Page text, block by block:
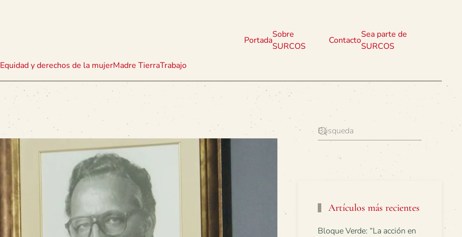
Equidad y derechos de la mujerMadre TierraTrabajo
Portada
Sobre
SURCOS
Contacto
Sea parte de
SURCOS
Artículos más recientes
Bloque Verde: “La acción en